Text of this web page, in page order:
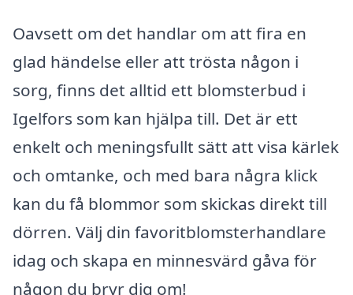
Oavsett om det handlar om att fira en
glad händelse eller att trösta någon i
sorg, finns det alltid ett blomsterbud i
Igelfors som kan hjälpa till. Det är ett
enkelt och meningsfullt sätt att visa kärlek
och omtanke, och med bara några klick
kan du få blommor som skickas direkt till
dörren. Välj din favoritblomsterhandlare
idag och skapa en minnesvärd gåva för
någon du bryr dig om!